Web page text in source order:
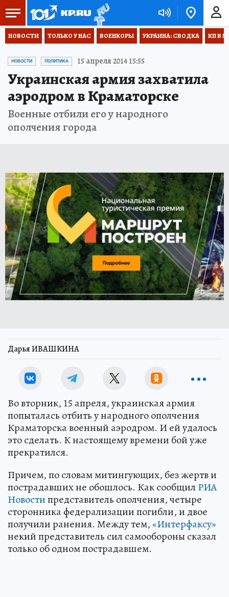
НОВОСТИ ТОЛЬКО У НАС ВОЕНКОРЫ УКРАИНА: СВОДКА КП В
НОВОСТИ ПОЛИТИКА 15 апреля 2014 15:55
Украинская армия захватила
аэродром в Краматорске
Военные отбили его у народного
ополчения города
Дарья ИВАШКИНА
Во вторник, 15 апреля, украинская армия
попыталась отбить у народного ополчения
Краматорска военный аэродром. И ей удалось
это сделать. К настоящему времени бой уже
прекратился.
Причем, по словам митингующих, без жертв и
пострадавших не обошлось. Как сообщил РИА
Новостипредставитель ополчения, четыре
сторонника федерализации погибли, и двое
получили ранения. Между тем,«Интерфаксу»
некий представитель сил самообороны сказал
только об одном пострадавшем.